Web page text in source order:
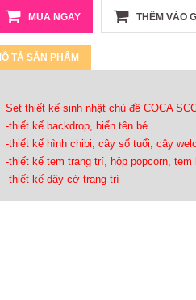
MUA NGAY THÊM VÀO
TẢ SẢN PHẨM
Set thiết kế sinh nhật chủ đề COCA
-thiết kế backdrop, biển tên bé
-thiết kế hình chibi, cây số tuổi, cây
-thiết kế tem trang trí, hộp popcorn,
-thiết kế dây cờ trang trí